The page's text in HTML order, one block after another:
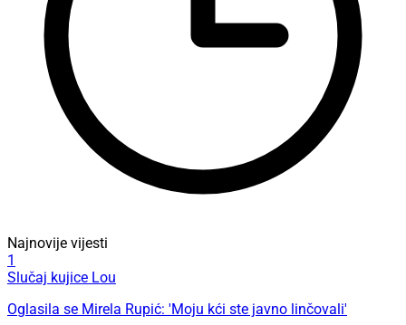
Najnovije vijesti
1
Slučaj kujice Lou
Oglasila se Mirela Rupić: 'Moju kći ste javno linčovali'